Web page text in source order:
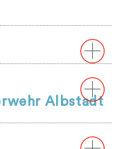
Albstadt